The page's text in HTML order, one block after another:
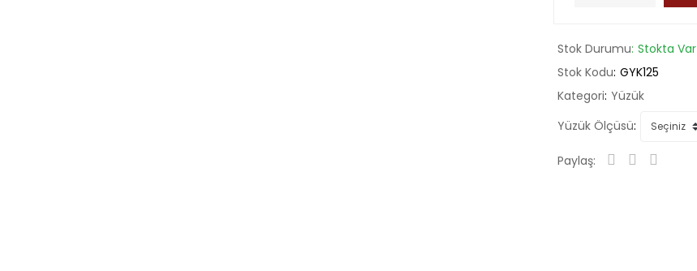
Stok Durumu Stokta Var
Stok Kodu GYK125
Kategori Yüzük
Yüzük Ölçüsü
Paylaş: